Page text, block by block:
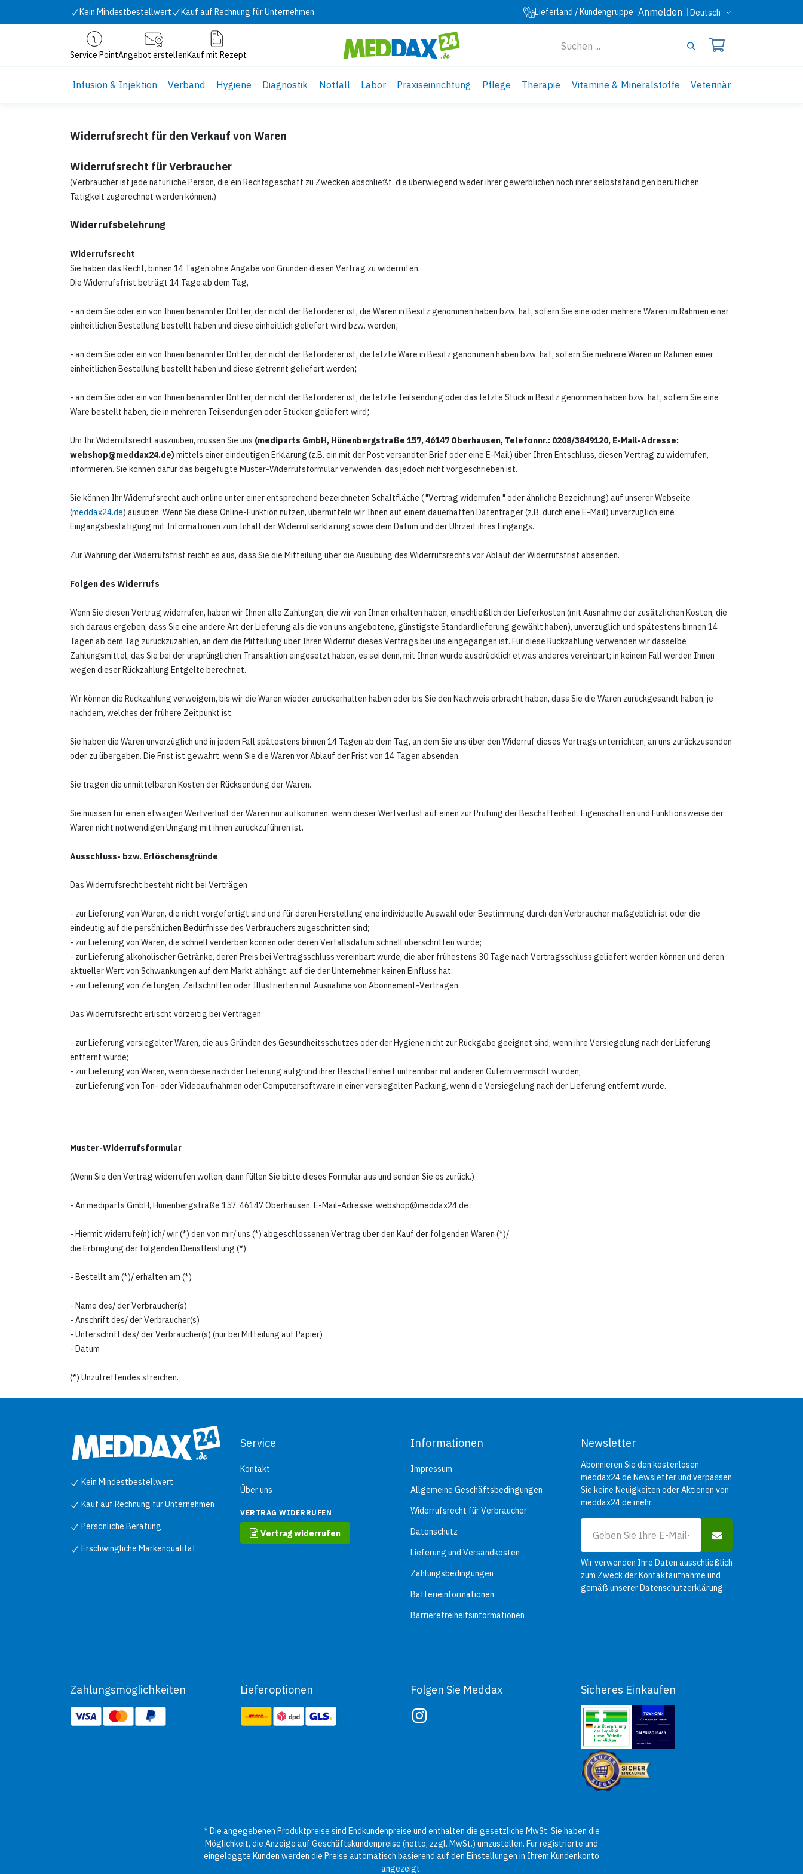
Kein Mindestbestellwert Kauf auf Rechnung für Unternehmen Lieferland / Kundengruppe Anmelden Deutsch
Service PointAngebot erstellenKauf mit Rezept
Infusion & Injektion Verband Hygiene Diagnostik Notfall Labor Praxiseinrichtung Pflege Therapie Vitamine & Mineralstoffe Veterinär
Widerrufsrecht für den Verkauf von Waren
Widerrufsrecht für Verbraucher
(Verbraucher ist jede natürliche Person, die ein Rechtsgeschäft zu Zwecken abschließt, die überwiegend weder ihrer gewerblichen noch ihrer selbstständigen beruflichen
Tätigkeit zugerechnet werden können.)
Widerrufsbelehrung
Widerrufsrecht
Sie haben das Recht, binnen 14 Tagen ohne Angabe von Gründen diesen Vertrag zu widerrufen.
Die Widerrufsfrist beträgt 14 Tage ab dem Tag,
- an dem Sie oder ein von Ihnen benannter Dritter, der nicht der Beförderer ist, die Waren in Besitz genommen haben bzw. hat, sofern Sie eine oder mehrere Waren im Rahmen einer
einheitlichen Bestellung bestellt haben und diese einheitlich geliefert wird bzw. werden;
- an dem Sie oder ein von Ihnen benannter Dritter, der nicht der Beförderer ist, die letzte Ware in Besitz genommen haben bzw. hat, sofern Sie mehrere Waren im Rahmen einer
einheitlichen Bestellung bestellt haben und diese getrennt geliefert werden;
- an dem Sie oder ein von Ihnen benannter Dritter, der nicht der Beförderer ist, die letzte Teilsendung oder das letzte Stück in Besitz genommen haben bzw. hat, sofern Sie eine
Ware bestellt haben, die in mehreren Teilsendungen oder Stücken geliefert wird;
Um Ihr Widerrufsrecht auszuüben, müssen Sie uns (mediparts GmbH, Hünenbergstraße 157, 46147 Oberhausen, Telefonnr.: 0208/3849120, E-Mail-Adresse:
webshop@meddax24.de)mittels einer eindeutigen Erklärung (z.B. ein mit der Post versandter Brief oder eine E-Mail) über Ihren Entschluss, diesen Vertrag zu widerrufen,
informieren. Sie können dafür das beigefügte Muster-Widerrufsformular verwenden, das jedoch nicht vorgeschrieben ist.
Sie können Ihr Widerrufsrecht auch online unter einer entsprechend bezeichneten Schaltfläche ( "Vertrag widerrufen " oder ähnliche Bezeichnung) auf unserer Webseite
(meddax24.de) ausüben. Wenn Sie diese Online-Funktion nutzen, übermitteln wir Ihnen auf einem dauerhaften Datenträger (z.B. durch eine E-Mail) unverzüglich eine
Eingangsbestätigung mit Informationen zum Inhalt der Widerrufserklärung sowie dem Datum und der Uhrzeit ihres Eingangs.
Zur Wahrung der Widerrufsfrist reicht es aus, dass Sie die Mitteilung über die Ausübung des Widerrufsrechts vor Ablauf der Widerrufsfrist absenden.
Folgen des Widerrufs
Wenn Sie diesen Vertrag widerrufen, haben wir Ihnen alle Zahlungen, die wir von Ihnen erhalten haben, einschließlich der Lieferkosten (mit Ausnahme der zusätzlichen Kosten, die
sich daraus ergeben, dass Sie eine andere Art der Lieferung als die von uns angebotene, günstigste Standardlieferung gewählt haben), unverzüglich und spätestens binnen 14
Tagen ab dem Tag zurückzuzahlen, an dem die Mitteilung über Ihren Widerruf dieses Vertrags bei uns eingegangen ist. Für diese Rückzahlung verwenden wir dasselbe
Zahlungsmittel, das Sie bei der ursprünglichen Transaktion eingesetzt haben, es sei denn, mit Ihnen wurde ausdrücklich etwas anderes vereinbart; in keinem Fall werden Ihnen
wegen dieser Rückzahlung Entgelte berechnet.
Wir können die Rückzahlung verweigern, bis wir die Waren wieder zurückerhalten haben oder bis Sie den Nachweis erbracht haben, dass Sie die Waren zurückgesandt haben, je
nachdem, welches der frühere Zeitpunkt ist.
Sie haben die Waren unverzüglich und in jedem Fall spätestens binnen 14 Tagen ab dem Tag, an dem Sie uns über den Widerruf dieses Vertrags unterrichten, an uns zurückzusenden
oder zu übergeben. Die Frist ist gewahrt, wenn Sie die Waren vor Ablauf der Frist von 14 Tagen absenden.
Sie tragen die unmittelbaren Kosten der Rücksendung der Waren.
Sie müssen für einen etwaigen Wertverlust der Waren nur aufkommen, wenn dieser Wertverlust auf einen zur Prüfung der Beschaffenheit, Eigenschaften und Funktionsweise der
Waren nicht notwendigen Umgang mit ihnen zurückzuführen ist.
Ausschluss- bzw. Erlöschensgründe
Das Widerrufsrecht besteht nicht bei Verträgen
- zur Lieferung von Waren, die nicht vorgefertigt sind und für deren Herstellung eine individuelle Auswahl oder Bestimmung durch den Verbraucher maßgeblich ist oder die
eindeutig auf die persönlichen Bedürfnisse des Verbrauchers zugeschnitten sind;
- zur Lieferung von Waren, die schnell verderben können oder deren Verfallsdatum schnell überschritten würde;
- zur Lieferung alkoholischer Getränke, deren Preis bei Vertragsschluss vereinbart wurde, die aber frühestens 30 Tage nach Vertragsschluss geliefert werden können und deren
aktueller Wert von Schwankungen auf dem Markt abhängt, auf die der Unternehmer keinen Einfluss hat;
- zur Lieferung von Zeitungen, Zeitschriften oder Illustrierten mit Ausnahme von Abonnement-Verträgen.
Das Widerrufsrecht erlischt vorzeitig bei Verträgen
- zur Lieferung versiegelter Waren, die aus Gründen des Gesundheitsschutzes oder der Hygiene nicht zur Rückgabe geeignet sind, wenn ihre Versiegelung nach der Lieferung
entfernt wurde;
- zur Lieferung von Waren, wenn diese nach der Lieferung aufgrund ihrer Beschaffenheit untrennbar mit anderen Gütern vermischt wurden;
- zur Lieferung von Ton- oder Videoaufnahmen oder Computersoftware in einer versiegelten Packung, wenn die Versiegelung nach der Lieferung entfernt wurde.
Muster-Widerrufsformular
(Wenn Sie den Vertrag widerrufen wollen, dann füllen Sie bitte dieses Formular aus und senden Sie es zurück.)
- An mediparts GmbH, Hünenbergstraße 157, 46147 Oberhausen, E-Mail-Adresse: webshop@meddax24.de :
- Hiermit widerrufe(n) ich/ wir (*) den von mir/ uns (*) abgeschlossenen Vertrag über den Kauf der folgenden Waren (*)/
die Erbringung der folgenden Dienstleistung (*)
- Bestellt am (*)/ erhalten am (*)
- Name des/ der Verbraucher(s)
- Anschrift des/ der Verbraucher(s)
- Unterschrift des/ der Verbraucher(s) (nur bei Mitteilung auf Papier)
- Datum
(*) Unzutreffendes streichen.
Kein Mindestbestellwert
Kauf auf Rechnung für Unternehmen
Persönliche Beratung
Erschwingliche Markenqualität
Service
Kontakt
Über uns
VERTRAG WIDERRUFEN
Vertrag widerrufen
Informationen
Impressum
Allgemeine Geschäftsbedingungen
Widerrufsrecht für Verbraucher
Datenschutz
Lieferung und Versandkosten
Zahlungsbedingungen
Batterieinformationen
Barrierefreiheitsinformationen
Newsletter
Abonnieren Sie den kostenlosen
meddax24.de Newsletter und verpassen
Sie keine Neuigkeiten oder Aktionen von
meddax24.de mehr.
Wir verwenden Ihre Daten ausschließlich
zum Zweck der Kontaktaufnahme und
gemäß unsererDatenschutzerklärung.
Zahlungsmöglichkeiten Lieferoptionen Folgen Sie Meddax Sicheres Einkaufen
* Die angegebenen Produktpreise sind Endkundenpreise und enthalten die gesetzliche MwSt. Sie haben die
Möglichkeit, die Anzeige auf Geschäftskundenpreise (netto, zzgl. MwSt.) umzustellen. Für registrierte und
eingeloggte Kunden werden die Preise automatisch basierend auf den Einstellungen in Ihrem Kundenkonto
angezeigt.